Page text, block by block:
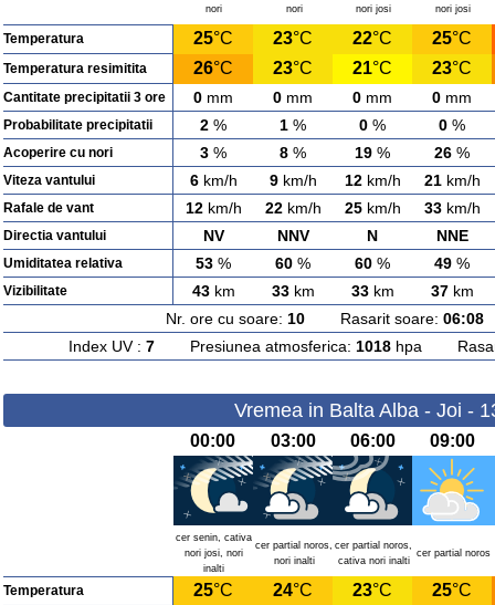
nori
nori
nori josi
nori josi
Temperatura 25°C 23°C 22°C 25°C
Temperatura resimitita 26°C 23°C 21°C 23°C
Cantitate precipitatii 3 ore 0 mm 0 mm 0 mm 0 mm
Probabilitate precipitatii 2 % 1 % 0 % 0 %
Acoperire cu nori 3 % 8 % 19 % 26 %
Viteza vantului 6km/h 9km/h 12km/h 21km/h
Rafale de vant 12km/h 22km/h 25km/h 33km/h
Directia vantului NV NNV N NNE
Umiditatea relativa 53 % 60 % 60 % 49 %
Vizibilitate 43km 33km 33km 37km
Nr. ore cu soare: 10Rasarit soare: 06:08
Index UV : 7Presiunea atmosferica: 1018hpa
Vremea in Balta Alba - Joi -
00:00 03:00 06:00 09:00
cer senin, cativa
nori josi, nori
inalti
cer partial noros,
nori inalti
cer partial noros,
cativa nori inalti
cer partial noros
Temperatura 25°C 24°C 23°C 25°C